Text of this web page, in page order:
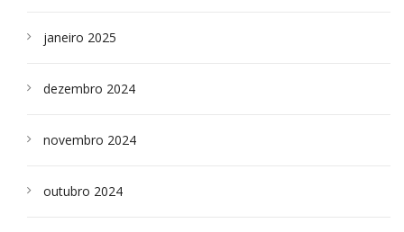
janeiro 2025
dezembro 2024
novembro 2024
outubro 2024